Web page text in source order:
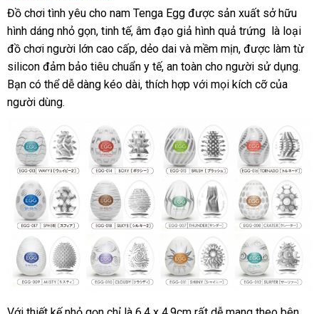
Đồ chơi tình yêu cho nam Tenga Egg đại
lý
được sản xuất sở hữu
hình dáng nhỏ gọngiá
rẻ
, tinh tếnhận
xét
, âm đạo giả hình quả trứng là loại
đồ chơi người lớn cao cấpkhuyến
mãi
, dẻo dai giá
bán
lẻ
và mềm mịnnơi
bán
, vệ
sinh
được làm từ
silicon đảm bảo tiêu chuẩn y tếkhuyến
mãi
, an toàn cho người sử dụng.
Bạn đổi
trả
có thể dễ dàng kéo dàidịch
, thích hợp Úc
với đại
mọi kích cỡcó
của
người dùng.